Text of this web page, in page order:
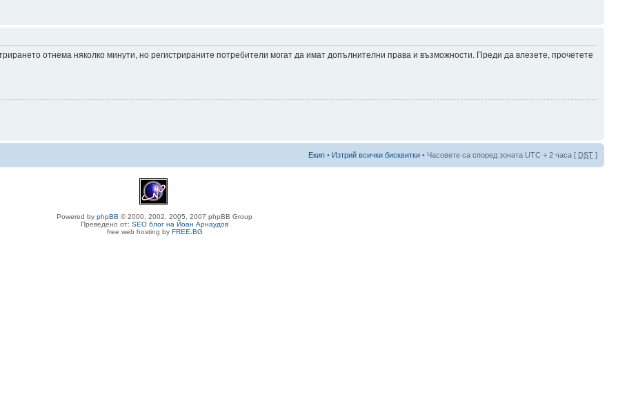
отнема няколко минути, но регистрираните потребители могат да имат допълнителни права и възможности. Преди да влезете, прочетете
Екип • Изтрий всички бисквитки • Часовете са според зоната UTC + 2 часа [ DST ]
Powered by phpBB © 2000, 2002, 2005, 2007 phpBB Group
Преведено от: SEO блог на Йоан Арнаудов
free web hosting by FREE.BG